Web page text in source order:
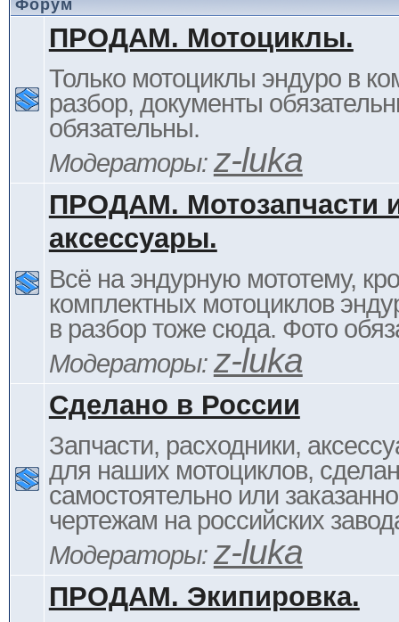
Форум
ПРОДАМ. Мотоциклы.
Только мотоциклы эндуро в
разбор, документы
обязательны.
Модераторы: z-luka
ПРОДАМ. Мотозапчасти
аксессуары.
Всё на эндурную мототему,
комплектных мотоциклов
в разбор тоже сюда. Фото
Модераторы: z-luka
Сделано в России
Запчасти, расходники,
для наших мотоциклов,
самостоятельно или
чертежам на российских
Модераторы: z-luka
ПРОДАМ. Экипировка.